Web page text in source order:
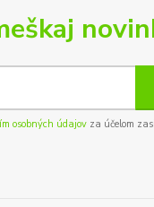
osobných údajov za účelom